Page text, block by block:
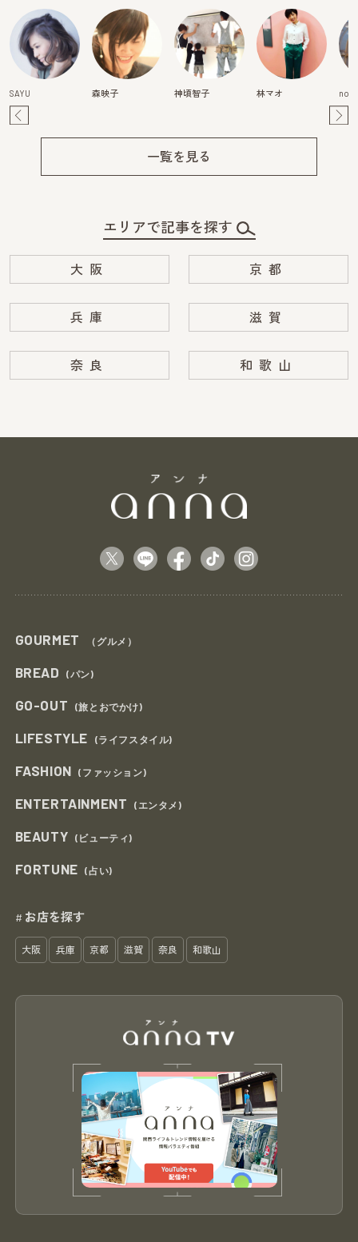
SAYU 森映子 神頃智子 林マオ
一覧を見る
エリアで記事を探す
大阪 京都
兵庫 滋賀
奈良 和歌山
GOURMET （グルメ）
BREAD (パン)
GO-OUT (旅とおでかけ)
LIFESTYLE (ライフスタイル)
FASHION (ファッション)
ENTERTAINMENT (エンタメ)
BEAUTY (ビューティ)
FORTUNE (占い)
# お店を探す
大阪 兵庫 京都 滋賀 奈良 和歌山